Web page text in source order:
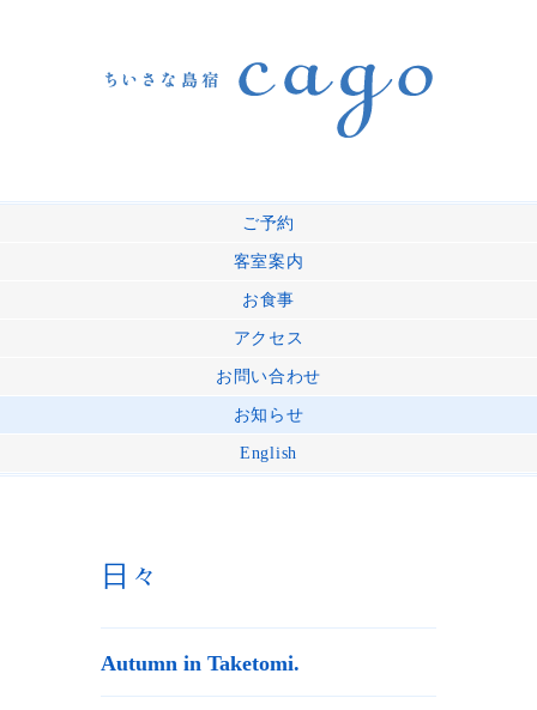
ご予約
客室案内
お食事
アクセス
お問い合わせ
お知らせ
English
日々
Autumn in Taketomi.